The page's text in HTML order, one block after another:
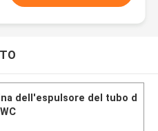
dell'espulsore del tubo d